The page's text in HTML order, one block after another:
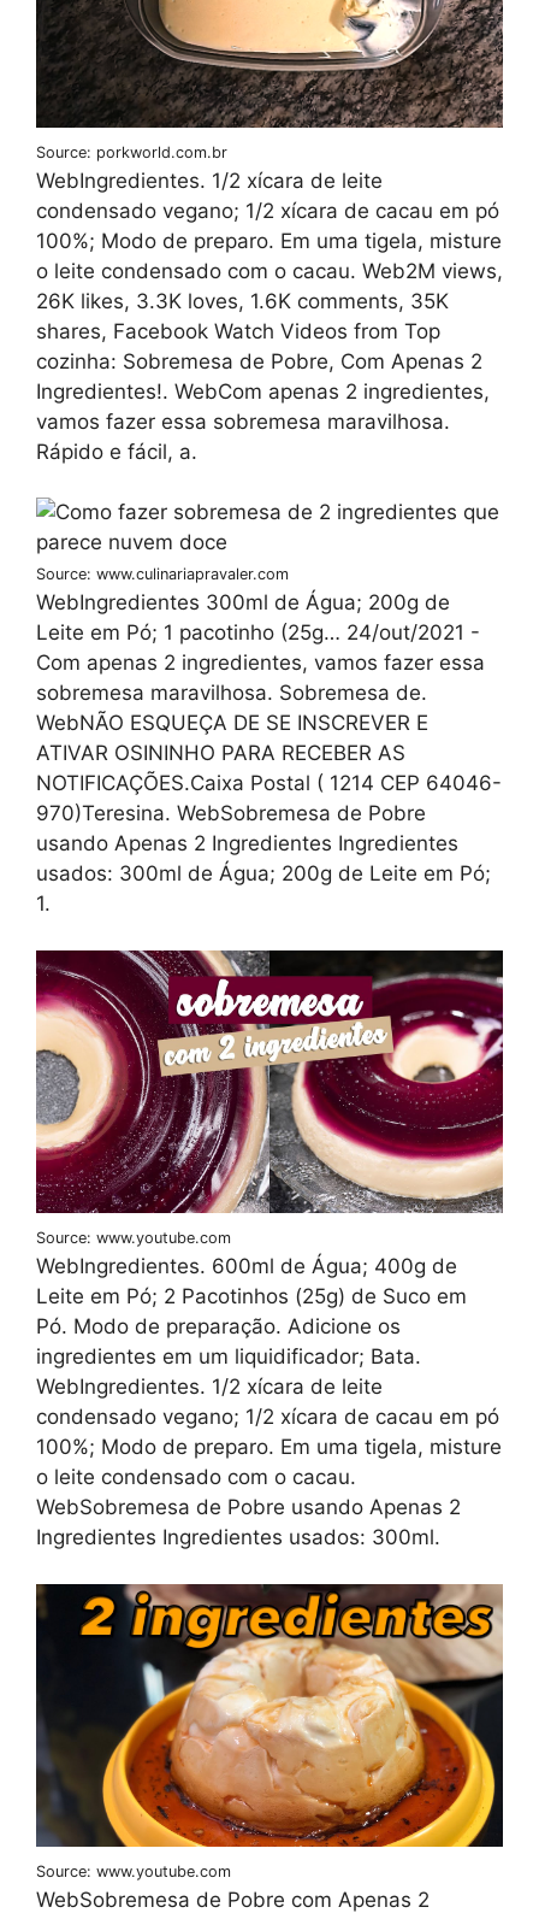
Source: porkworld.com.br
WebIngredientes. 1/2 xícara de leite
condensado vegano; 1/2 xícara de cacau em pó
100%; Modo de preparo. Em uma tigela, misture
o leite condensado com o cacau. Web2M views,
26K likes, 3.3K loves, 1.6K comments, 35K
shares, Facebook Watch Videos from Top
cozinha: Sobremesa de Pobre, Com Apenas 2
Ingredientes!. WebCom apenas 2 ingredientes,
vamos fazer essa sobremesa maravilhosa.
Rápido e fácil, a.
Source: www.culinariapravaler.com
WebIngredientes 300ml de Água; 200g de
Leite em Pó; 1 pacotinho (25g… 24/out/2021 -
Com apenas 2 ingredientes, vamos fazer essa
sobremesa maravilhosa. Sobremesa de.
WebNÃO ESQUEÇA DE SE INSCREVER E
ATIVAR OSININHO PARA RECEBER AS
NOTIFICAÇÕES.Caixa Postal ( 1214 CEP 64046-
970)Teresina. WebSobremesa de Pobre
usando Apenas 2 Ingredientes Ingredientes
usados: 300ml de Água; 200g de Leite em Pó;
1.
Source: www.youtube.com
WebIngredientes. 600ml de Água; 400g de
Leite em Pó; 2 Pacotinhos (25g) de Suco em
Pó. Modo de preparação. Adicione os
ingredientes em um liquidificador; Bata.
WebIngredientes. 1/2 xícara de leite
condensado vegano; 1/2 xícara de cacau em pó
100%; Modo de preparo. Em uma tigela, misture
o leite condensado com o cacau.
WebSobremesa de Pobre usando Apenas 2
Ingredientes Ingredientes usados: 300ml.
Source: www.youtube.com
WebSobremesa de Pobre com Apenas 2